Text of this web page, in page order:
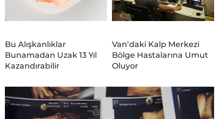
Bu Alışkanlıklar
Bunamadan Uzak 13 Yıl
Kazandırabilir
Van’daki Kalp Merkezi
Bölge Hastalarına Umut
Oluyor